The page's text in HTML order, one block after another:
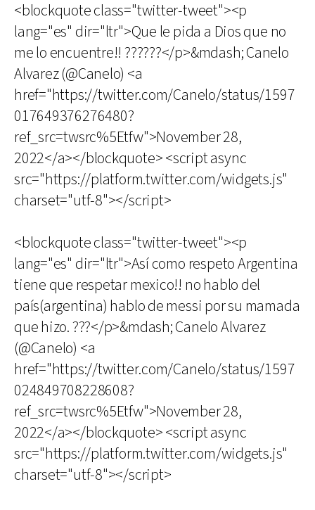
<blockquote class="twitter-tweet"><p
lang="es" dir="ltr">Que le pida a Dios que no
me lo encuentre!! ??????</p>&mdash; Canelo
Alvarez (@Canelo) <a
href="https://twitter.com/Canelo/status/1597
017649376276480?
ref_src=twsrc%5Etfw">November 28,
2022</a></blockquote> <script async
src="https://platform.twitter.com/widgets.js"
charset="utf-8"></script>
<blockquote class="twitter-tweet"><p
lang="es" dir="ltr">Así como respeto Argentina
tiene que respetar mexico!! no hablo del
país(argentina) hablo de messi por su mamada
que hizo. ???</p>&mdash; Canelo Alvarez
(@Canelo) <a
href="https://twitter.com/Canelo/status/1597
024849708228608?
ref_src=twsrc%5Etfw">November 28,
2022</a></blockquote> <script async
src="https://platform.twitter.com/widgets.js"
charset="utf-8"></script>